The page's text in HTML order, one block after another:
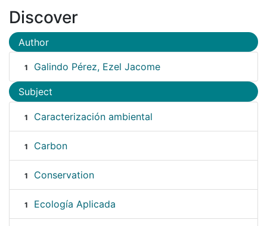
Discover
Author
1 Galindo Pérez, Ezel Jacome
Subject
1 Caracterización ambiental
1 Carbon
1 Conservation
1 Ecología Aplicada